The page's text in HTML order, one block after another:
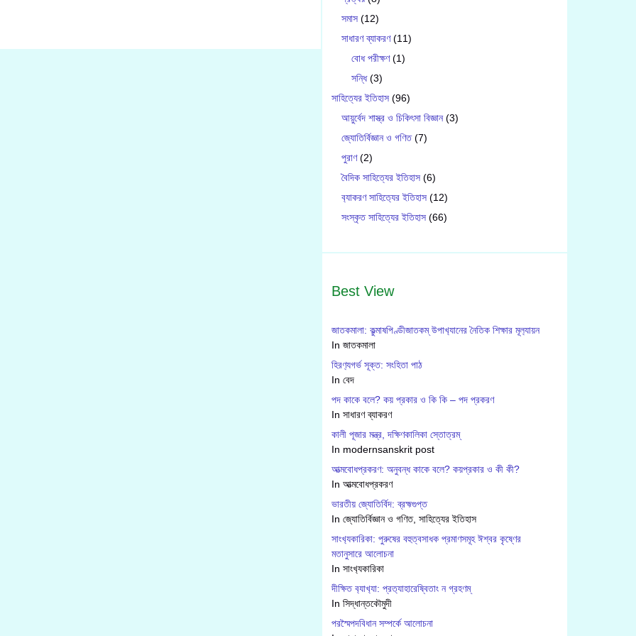
সমাস (12)
সাধারণ ব্যাকরণ(11)
বোধ পরীক্ষণ(1)
সন্ধি(3)
সাহিত্যের ইতিহাস (96)
আয়ুর্বেদ শাস্ত্র ও চিকিৎসা বিজ্ঞান(3)
জ্যোতির্বিজ্ঞান ও গণিত(7)
পুরাণ(2)
বৈদিক সাহিত্যের ইতিহাস (6)
ব‍্যাকরণ সাহিত‍্যের ইতিহাস (12)
সংস্কৃত সাহিত্যের ইতিহাস (66)
Best View
জাতকমালা: কুল্মাষপিণ্ডীজাতকম্ উপাখ‍্যানের নৈতিক শিক্ষার মূল‍্যায়ন
In জাতকমালা
হিরণ‍্যগর্ভ সূক্ত: সংহিতা পাঠ
In বেদ
পদ কাকে বলে? কয় প্রকার ও কি কি – পদ প্রকরণ
In সাধারণ ব্যাকরণ
কালী পূজার মন্ত্র, দক্ষিণকালিকা স্তোত্রম্
In modernsanskrit post
আত্মবোধপ্রকরণ: অনুবন্ধ কাকে বলে? কয়প্রকার ও কী কী?
In আত্মবোধপ্রকরণ
ভারতীয় জ্যোতির্বিদ: ব্রহ্মগুপ্ত
In জ্যোতির্বিজ্ঞান ও গণিত, সাহিত্যের ইতিহাস
সাংখ‍্যকারিকা: পুরুষের বহুত্বসাধক প্রমাণসমূহ ঈশ্বর কৃষ্ণের
মতানুসারে আলোচনা
In সাংখ‍্যকারিকা
দীক্ষিত ব‍্যাখ‍্যা: প্রত‍্যাহারেষ্বিতাং ন গ্রহণম্
In সিদ্ধান্তকৌমুদী
পরস্মৈপদবিধান সম্পর্কে আলোচনা